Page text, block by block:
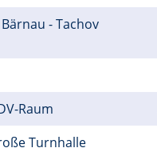
- Tachov
Raum
Turnhalle